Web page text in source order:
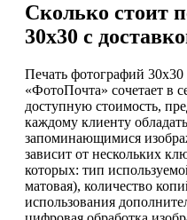
Сколько стоит
30х30 с
Печать фотографий
«ФотоПочта» сочетает в
доступную стоимость,
каждому клиенту
запоминающимися
зависит от нескольких
которых: тип
матовая), количество
использования